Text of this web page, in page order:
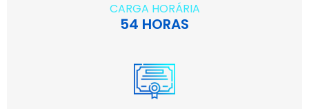
CARGA HORÁRIA
54 HORAS